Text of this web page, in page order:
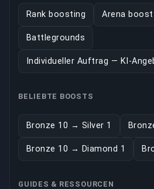
Rank boosting Arena boost
Battlegrounds
Individueller Auftrag — KI-
BELIEBTE BOOSTS
Bronze 10 → Silver 1
Bronze 10 → Diamond 1
GUIDES & RESSOURCEN